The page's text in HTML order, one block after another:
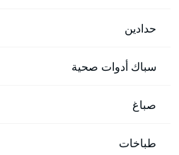
حدادين
سباك أدوات صحية
صباغ
طباخات